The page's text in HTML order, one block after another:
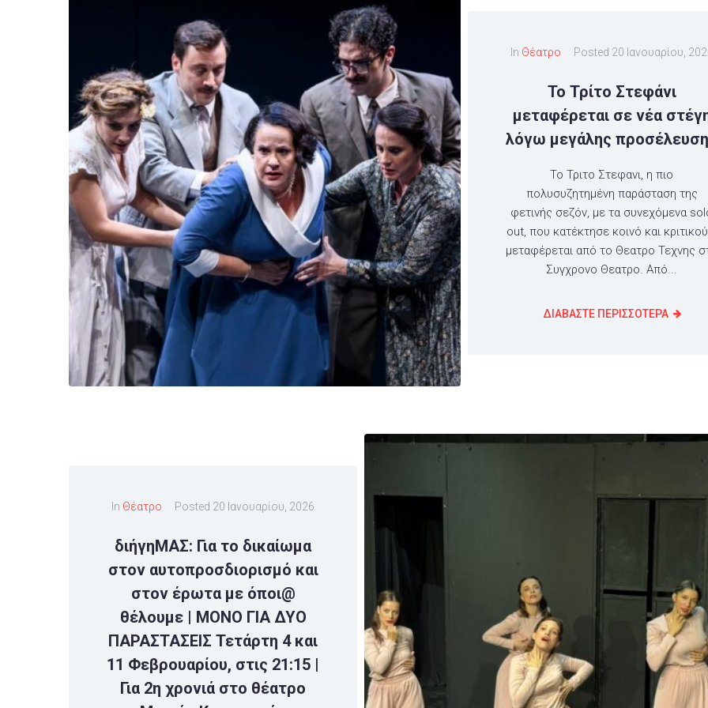
In Θέατρο Posted 20 Ιανουαρίου,
Το Τρίτο Στεφάνι
μεταφέρεται σε νέα
λόγω μεγάλης
Το Τριτο Στεφανι, η πιο
πολυσυζητημένη παράσταση της
φετινής σεζόν, με τα συνεχόμενα
out, που κατέκτησε κοινό και
μεταφέρεται από το Θεατρο Τεχνης
Συγχρονο Θεατρο. Από...
ΔΙΑΒΑΣΤΕ ΠΕΡΙΣΣΟΤΕΡΑ
In Θέατρο Posted 20 Ιανουαρίου, 2026
διήγηΜΑΣ: Για το δικαίωμα
στον αυτοπροσδιορισμό και
στον έρωτα με όποι@
θέλουμε | ΜΟΝΟ ΓΙΑ ΔΥΟ
ΠΑΡΑΣΤΑΣΕΙΣ Τετάρτη 4 και
11 Φεβρουαρίου, στις 21:15 |
Για 2η χρονιά στο θέατρο